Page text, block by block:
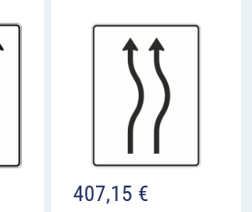
407,15 €